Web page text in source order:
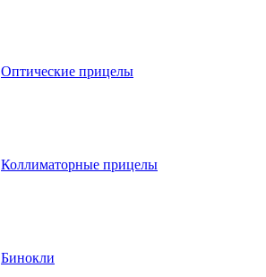
Оптические прицелы
Коллиматорные прицелы
Бинокли